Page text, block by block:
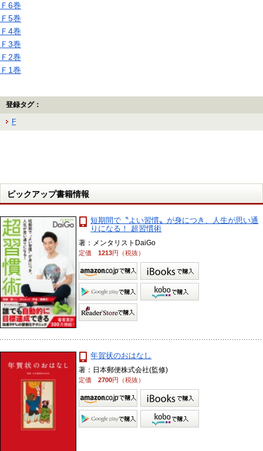
Ｆ6巻
Ｆ5巻
Ｆ4巻
Ｆ3巻
Ｆ2巻
Ｆ1巻
登録タグ：
F
ピックアップ書籍情報
短期間で〝よい習慣〟が身につき、人生が思い通
りになる！ 超習慣術
著：メンタリストDaiGo
定価1213円（税抜）
年賀状のおはなし
著：日本郵便株式会社(監修)
定価2700円（税抜）